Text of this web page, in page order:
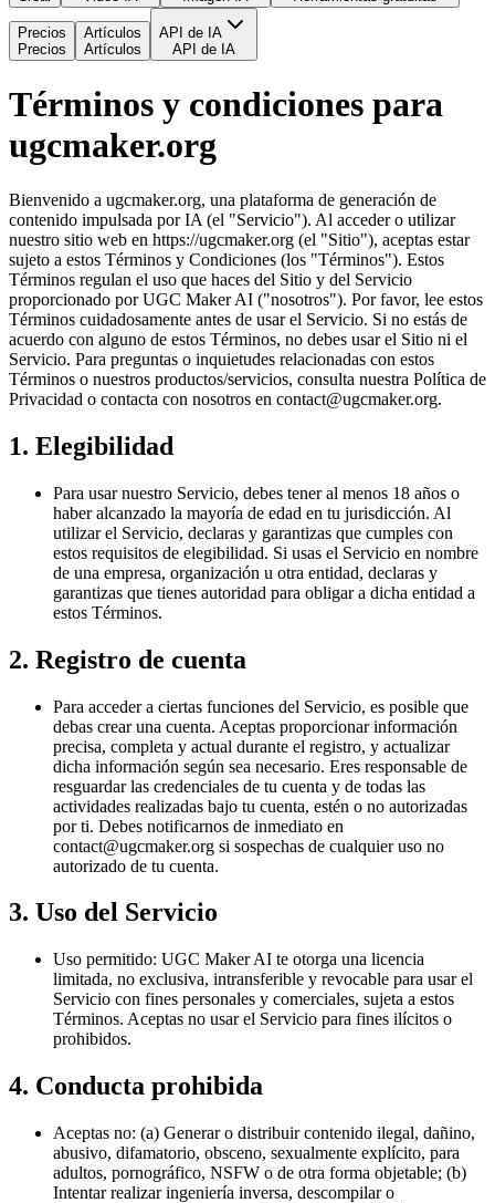
Precios
Precios
Artículos
Artículos
API de IA
API de IA
Términos y condiciones para
ugcmaker.org
Bienvenido a ugcmaker.org, una plataforma de generación de
contenido impulsada por IA (el "Servicio"). Al acceder o utilizar
nuestro sitio web en https://ugcmaker.org (el "Sitio"), aceptas estar
sujeto a estos Términos y Condiciones (los "Términos"). Estos
Términos regulan el uso que haces del Sitio y del Servicio
proporcionado por UGC Maker AI ("nosotros"). Por favor, lee estos
Términos cuidadosamente antes de usar el Servicio. Si no estás de
acuerdo con alguno de estos Términos, no debes usar el Sitio ni el
Servicio. Para preguntas o inquietudes relacionadas con estos
Términos o nuestros productos/servicios, consulta nuestra Política de
Privacidad o contacta con nosotros en contact@ugcmaker.org.
1. Elegibilidad
Para usar nuestro Servicio, debes tener al menos 18 años o
haber alcanzado la mayoría de edad en tu jurisdicción. Al
utilizar el Servicio, declaras y garantizas que cumples con
estos requisitos de elegibilidad. Si usas el Servicio en nombre
de una empresa, organización u otra entidad, declaras y
garantizas que tienes autoridad para obligar a dicha entidad a
estos Términos.
2. Registro de cuenta
Para acceder a ciertas funciones del Servicio, es posible que
debas crear una cuenta. Aceptas proporcionar información
precisa, completa y actual durante el registro, y actualizar
dicha información según sea necesario. Eres responsable de
resguardar las credenciales de tu cuenta y de todas las
actividades realizadas bajo tu cuenta, estén o no autorizadas
por ti. Debes notificarnos de inmediato en
contact@ugcmaker.org si sospechas de cualquier uso no
autorizado de tu cuenta.
3. Uso del Servicio
Uso permitido: UGC Maker AI te otorga una licencia
limitada, no exclusiva, intransferible y revocable para usar el
Servicio con fines personales y comerciales, sujeta a estos
Términos. Aceptas no usar el Servicio para fines ilícitos o
prohibidos.
4. Conducta prohibida
Aceptas no: (a) Generar o distribuir contenido ilegal, dañino,
abusivo, difamatorio, obsceno, sexualmente explícito, para
adultos, pornográfico, NSFW o de otra forma objetable; (b)
Intentar realizar ingeniería inversa, descompilar o